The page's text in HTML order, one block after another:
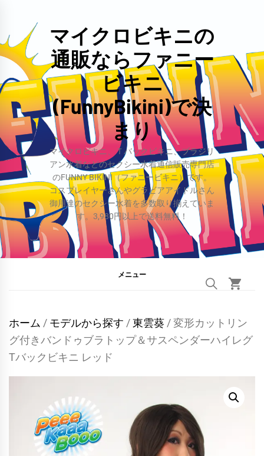
テ
ン
ツ
へ
ッ
プ
マイクロビキニの
通販ならファニー
ビキニ
(FunnyBikini)で決
まり
マイクロビキニ、Ｔバックビキニ、ブラジリ
アン水着などのセクシー水着通信販売専門店
のFUNNY BIKINI（ファニービキニ）です。
コスプレイヤーさんやグラビアアイドルさん
御用達のセクシー水着を多数取り揃えていま
す。3,980円以上で送料無料！
メニュー
ホーム / モデルから探す /東雲葵 / 変形カットリン
グ付きバンドゥブラトップ＆サスペンダーハイレグ
Tバックビキニ レッド